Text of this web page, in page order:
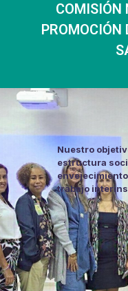
COMISIÓN
PROMOCIÓN
Nuestro
estructura
trabajo